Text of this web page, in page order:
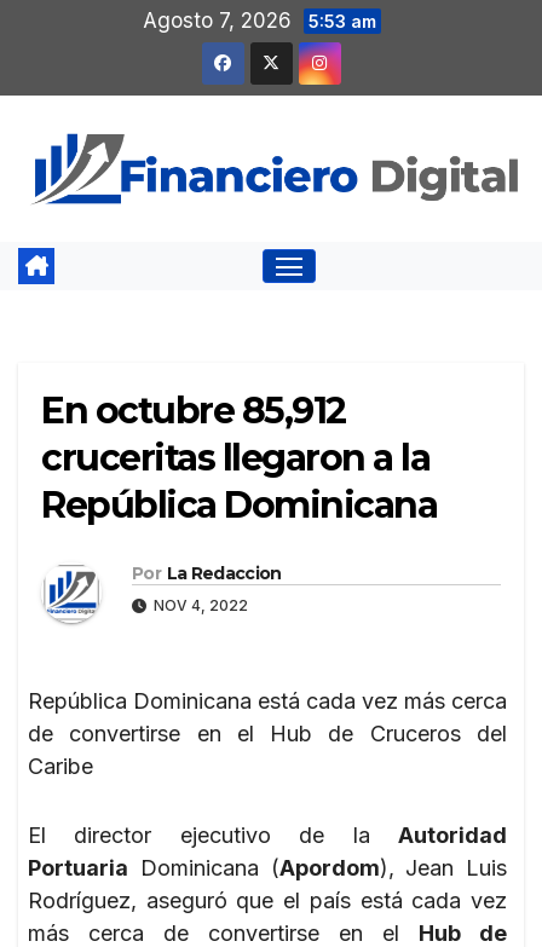
contenido
Agosto 7, 2026 5:53 am
En octubre 85,912
cruceritas llegaron a la
República Dominicana
Por La Redaccion
NOV 4, 2022
República Dominicana está cada vez más cerca
de convertirse en el Hub de Cruceros del
Caribe
El director ejecutivo de la Autoridad
Portuaria Dominicana (Apordom), Jean Luis
Rodríguez, aseguró que el país está cada vez
más cerca de convertirse en el Hub de